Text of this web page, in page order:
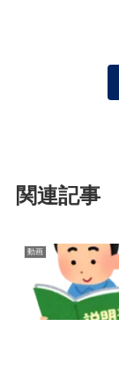
関連記事
動画